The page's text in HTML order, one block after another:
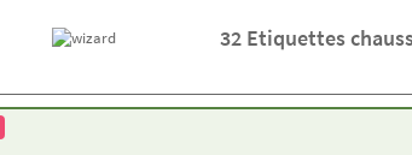
32 Etiquettes